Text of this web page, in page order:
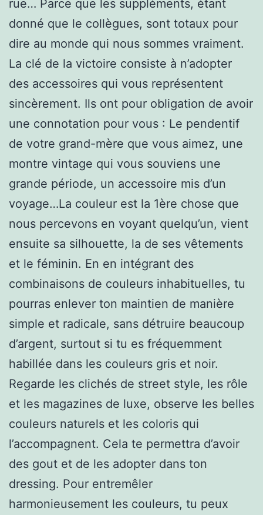
rue… Parce que les suppléments, étant
donné que le collègues, sont totaux pour
dire au monde qui nous sommes vraiment.
La clé de la victoire consiste à n’adopter
des accessoires qui vous représentent
sincèrement. Ils ont pour obligation de avoir
une connotation pour vous : Le pendentif
de votre grand-mère que vous aimez, une
montre vintage qui vous souviens une
grande période, un accessoire mis d’un
voyage…La couleur est la 1ère chose que
nous percevons en voyant quelqu’un, vient
ensuite sa silhouette, la de ses vêtements
et le féminin. En en intégrant des
combinaisons de couleurs inhabituelles, tu
pourras enlever ton maintien de manière
simple et radicale, sans détruire beaucoup
d’argent, surtout si tu es fréquemment
habillée dans les couleurs gris et noir.
Regarde les clichés de street style, les rôle
et les magazines de luxe, observe les belles
couleurs naturels et les coloris qui
l’accompagnent. Cela te permettra d’avoir
des gout et de les adopter dans ton
dressing. Pour entremêler
harmonieusement les couleurs, tu peux